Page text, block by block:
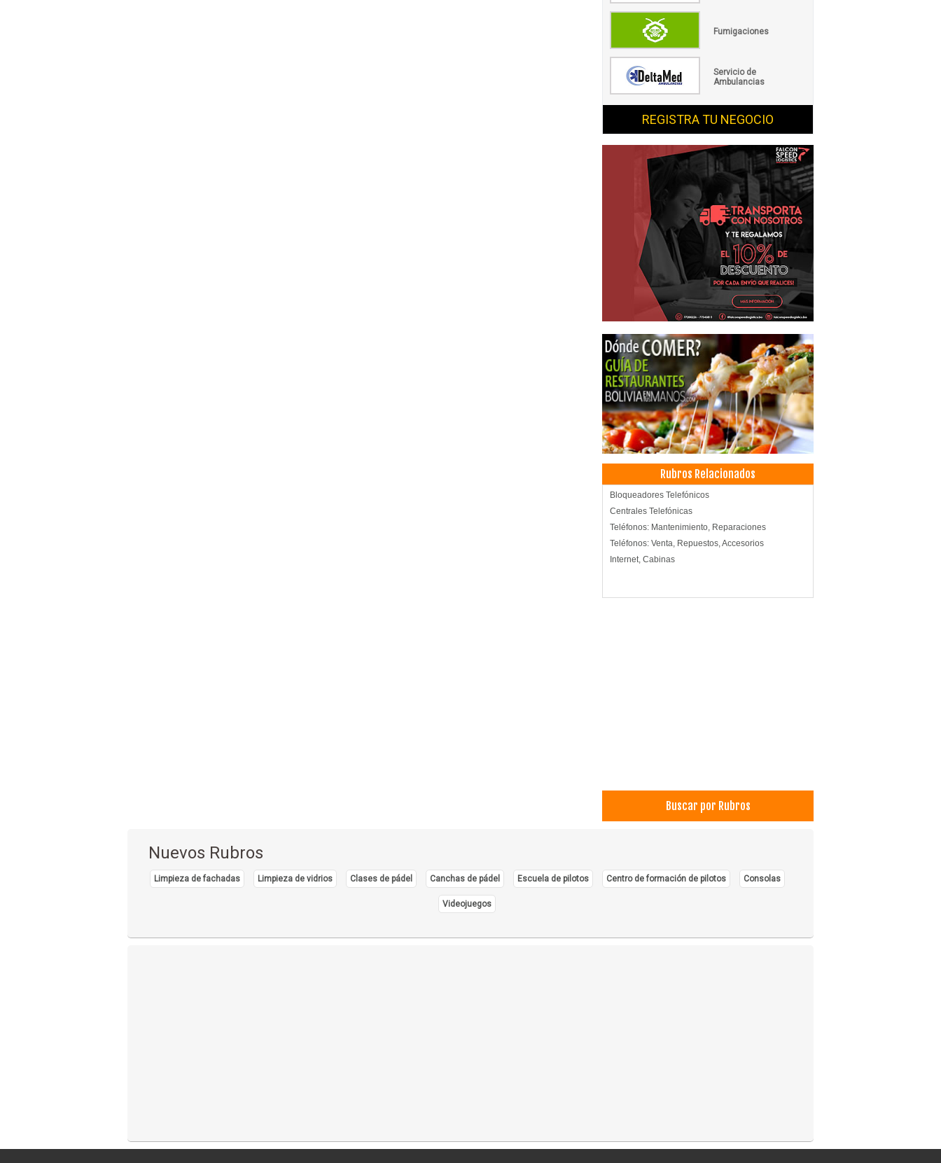
Fumigaciones
Servicio de
Ambulancias
REGISTRA TU NEGOCIO
Rubros Relacionados
Bloqueadores Telefónicos
Centrales Telefónicas
Teléfonos: Mantenimiento, Reparaciones
Teléfonos: Venta, Repuestos, Accesorios
Internet, Cabinas
Buscar por Rubros
Nuevos Rubros
Limpieza de fachadas Limpieza de vidrios Clases de pádel Canchas de pádel Escuela de pilotos Centro de formación de pilotos Consolas
Videojuegos